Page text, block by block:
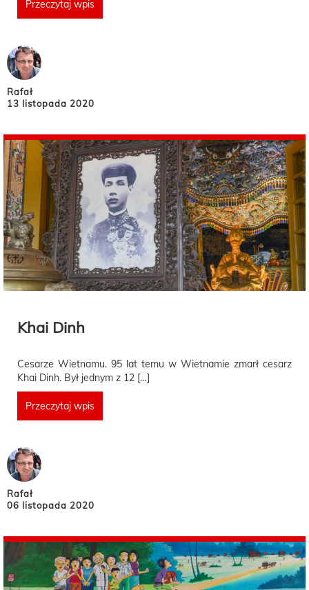
Przeczytaj wpis
Rafał
13 listopada 2020
Khai Dinh
Cesarze Wietnamu. 95 lat temu w Wietnamie zmarł cesarz
Khai Dinh. Był jednym z 12 […]
Przeczytaj wpis
Rafał
06 listopada 2020